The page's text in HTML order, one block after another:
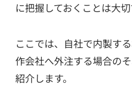
に把握しておくことは大切
ここでは、自社で内製す
作会社へ外注する場合の
紹介します。